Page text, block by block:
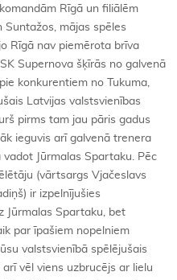
Rīgā un filiālēm
Suntažos, mājas spēles
Rīgā nav piemērota brīva
Supernova šķīrās no galvenā
konkurentiem no Tukuma,
Latvijas valstsvienības
pirms tam jau pāris gadus
ieguvis arī galvenā trenera
Jūrmalas Spartaku. Pēc
(vārtsargs Vjačeslavs
ir izpelnījušies
Jūrmalas Spartaku, bet
par īpašiem nopelniem
valstsvienībā spēlējušais
vēl viens uzbrucējs ar lielu